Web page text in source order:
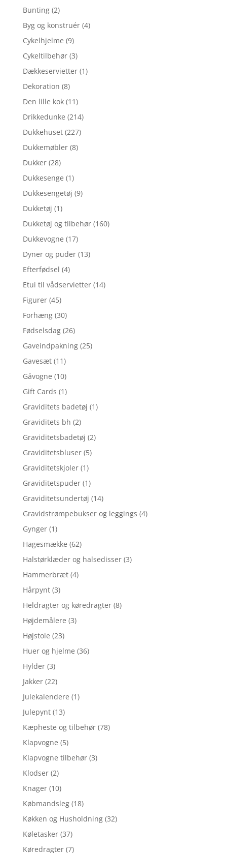
Bunting (2)
Byg og konstruér (4)
Cykelhjelme (9)
Cykeltilbehør (3)
Dækkeservietter (1)
Dekoration (8)
Den lille kok (11)
Drikkedunke (214)
Dukkehuset (227)
Dukkemøbler (8)
Dukker (28)
Dukkesenge (1)
Dukkesengetøj (9)
Dukketøj (1)
Dukketøj og tilbehør (160)
Dukkevogne (17)
Dyner og puder (13)
Efterfødsel (4)
Etui til vådservietter (14)
Figurer (45)
Forhæng (30)
Fødselsdag (26)
Gaveindpakning (25)
Gavesæt (11)
Gåvogne (10)
Gift Cards (1)
Graviditets badetøj (1)
Graviditets bh (2)
Graviditetsbadetøj (2)
Graviditetsbluser (5)
Graviditetskjoler (1)
Graviditetspuder (1)
Graviditetsundertøj (14)
Gravidstrømpebukser og leggings (4)
Gynger (1)
Hagesmække (62)
Halstørklæder og halsedisser (3)
Hammerbræt (4)
Hårpynt (3)
Heldragter og køredragter (8)
Højdemålere (3)
Højstole (23)
Huer og hjelme (36)
Hylder (3)
Jakker (22)
Julekalendere (1)
Julepynt (13)
Kæpheste og tilbehør (78)
Klapvogne (5)
Klapvogne tilbehør (3)
Klodser (2)
Knager (10)
Købmandsleg (18)
Køkken og Husholdning (32)
Køletasker (37)
Køredragter (7)